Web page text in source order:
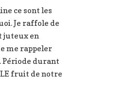
fondante
aux
ce sont les
Je raffole de
juteux en
me rappeler
Période durant
fruit de notre